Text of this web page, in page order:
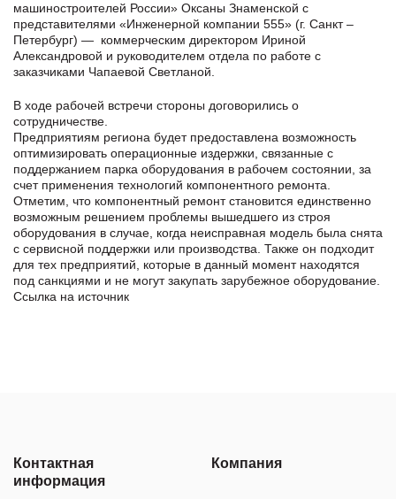
машиностроителей России» Оксаны Знаменской с
представителями «Инженерной компании 555» (г. Санкт –
Петербург) — коммерческим директором Ириной
Александровой и руководителем отдела по работе с
заказчиками Чапаевой Светланой.
В ходе рабочей встречи стороны договорились о
сотрудничестве.
Предприятиям региона будет предоставлена возможность
оптимизировать операционные издержки, связанные с
поддержанием парка оборудования в рабочем состоянии, за
счет применения технологий компонентного ремонта.
Отметим, что компонентный ремонт становится единственно
возможным решением проблемы вышедшего из строя
оборудования в случае, когда неисправная модель была снята
с сервисной поддержки или производства. Также он подходит
для тех предприятий, которые в данный момент находятся
под санкциями и не могут закупать зарубежное оборудование.
Ссылка на источник
Контактная
информация
Компания